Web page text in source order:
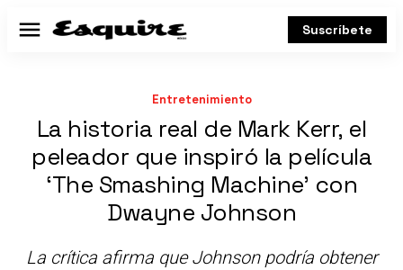
Menú Suscríbete
Entretenimiento
La historia real de Mark Kerr, el
peleador que inspiró la película
‘The Smashing Machine’ con
Dwayne Johnson
La crítica afirma que Johnson podría obtener